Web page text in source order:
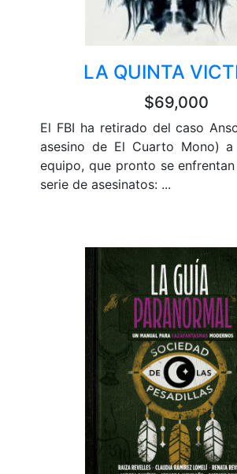
LA QUINTA
$69,000
El FBI ha retirado del caso
asesino de El Cuarto Mono)
equipo, que pronto se
serie de asesinatos: ...